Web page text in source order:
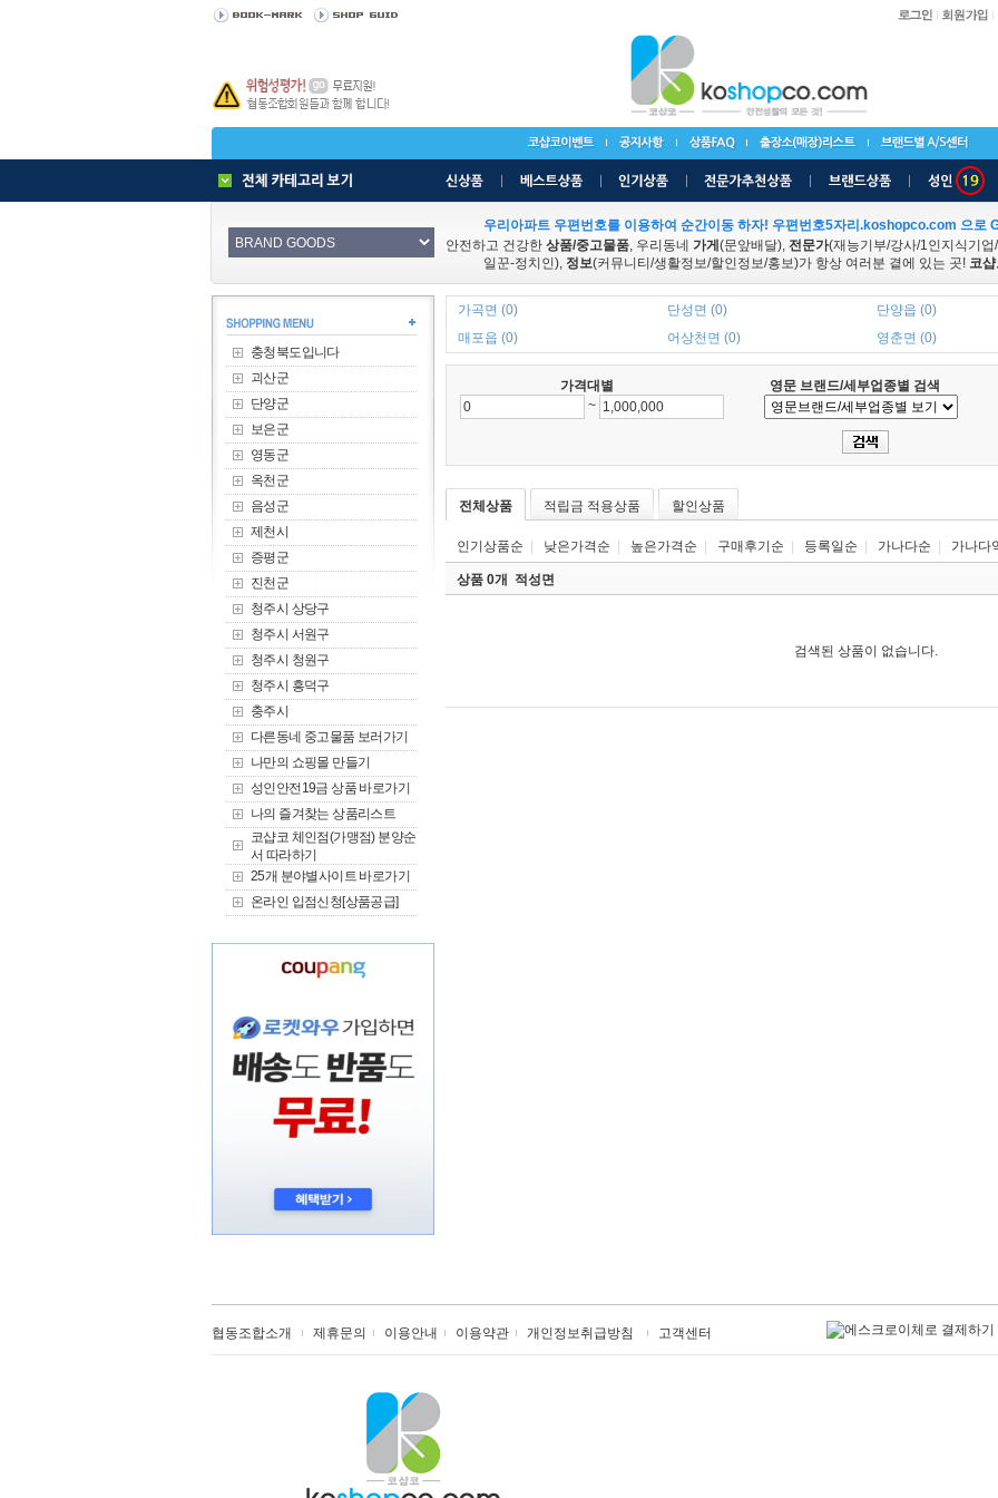
우리아파트 우편번호를 이용하여 순간이동 하자! 우편번호5자리.koshopco.com 으로
안전하고 건강한 상품/중고물품, 우리동네 가게 (문앞배달), 전문가(재능기부/강사/1인지식기업
일꾼-정치인), 정보(커뮤니티/생활정보/할인정보/홍보)가 항상 여러분 곁에 있는 곳! 코
충청북도입니다
괴산군
단양군
보은군
영동군
옥천군
음성군
제천시
증평군
진천군
청주시 상당구
청주시 서원구
청주시 청원구
청주시 흥덕구
충주시
다른동네 중고물품 보러가기
나만의 쇼핑몰 만들기
성인안전19금 상품 바로가기
나의 즐겨찾는 상품리스트
코샵코 체인점(가맹점) 분양순
서 따라하기
25개 분야별사이트 바로가기
온라인 입점신청[상품공급]
가곡면 (0) 단성면 (0)
단양읍 (0)
매포읍 (0)
어상천면 (0) 영춘면 (0)
가격대별
영문 브랜드/세부업종별 검색
~
전체상품 적립금 적용상품 할인상품
인기상품순 낮은가격순 높은가격순 구매후기순 등록일순 가나다순 가나다
상품 0개 적성면
검색된 상품이 없습니다.
협동조합소개 제휴문의 이용안내 이용약관 개인정보취급방침 고객센터